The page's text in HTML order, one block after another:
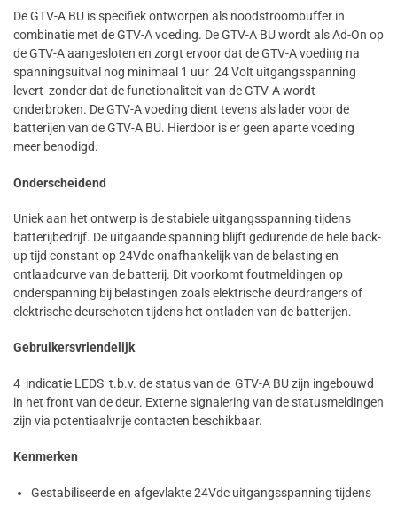
De GTV-A BU is specifiek ontworpen als noodstroombuffer in
combinatie met de GTV-A voeding. De GTV-A BU wordt als Ad-On op
de GTV-A aangesloten en zorgt ervoor dat de GTV-A voeding na
spanningsuitval nog minimaal 1 uur 24 Volt uitgangsspanning
levert zonder dat de functionaliteit van de GTV-A wordt
onderbroken. De GTV-A voeding dient tevens als lader voor de
batterijen van de GTV-A BU. Hierdoor is er geen aparte voeding
meer benodigd.
Onderscheidend
Uniek aan het ontwerp is de stabiele uitgangsspanning tijdens
batterijbedrijf. De uitgaande spanning blijft gedurende de hele back-
up tijd constant op 24Vdc onafhankelijk van de belasting en
ontlaadcurve van de batterij. Dit voorkomt foutmeldingen op
onderspanning bij belastingen zoals elektrische deurdrangers of
elektrische deurschoten tijdens het ontladen van de batterijen.
Gebruikersvriendelijk
4 indicatie LEDS t.b.v. de status van de GTV-A BU zijn ingebouwd
in het front van de deur. Externe signalering van de statusmeldingen
zijn via potentiaalvrije contacten beschikbaar.
Kenmerken
Gestabiliseerde en afgevlakte 24Vdc uitgangsspanning tijdens